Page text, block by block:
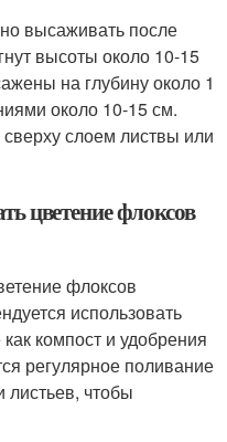
высаживать после
высоты около 10-15
на глубину около 1
около 10-15 см.
слоем листвы или
цветение флоксов
флоксов
использовать
компост и удобрения
регулярное поливание
листьев, чтобы